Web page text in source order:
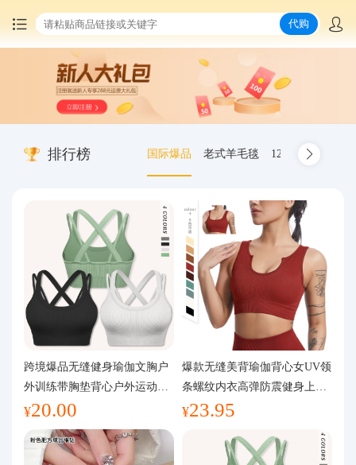
中国商品代购
集运服务
最新公告
物流资讯
代购问答
关于我们
代购
排行榜 国际爆品 老式羊毛毯 12.00-20 truck
跨境爆品无缝健身瑜伽文胸户
外训练带胸垫背心户外运动瑜
伽服女
¥20.00
爆款无缝美背瑜伽背心女UV领
条螺纹内衣高弹防震健身上装
运动文胸
¥23.95